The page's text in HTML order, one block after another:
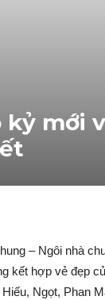
kỷ mới
– Ngôi nhà
kết hợp vẻ đẹp
Ngọt, Phan